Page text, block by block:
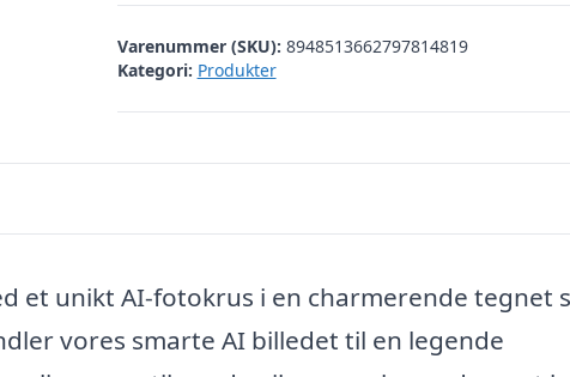
Varenummer (SKU): 8948513662797814819
Kategori: Produkter
et unikt AI-fotokrus i en charmerende tegnet
vores smarte AI billedet til en legende